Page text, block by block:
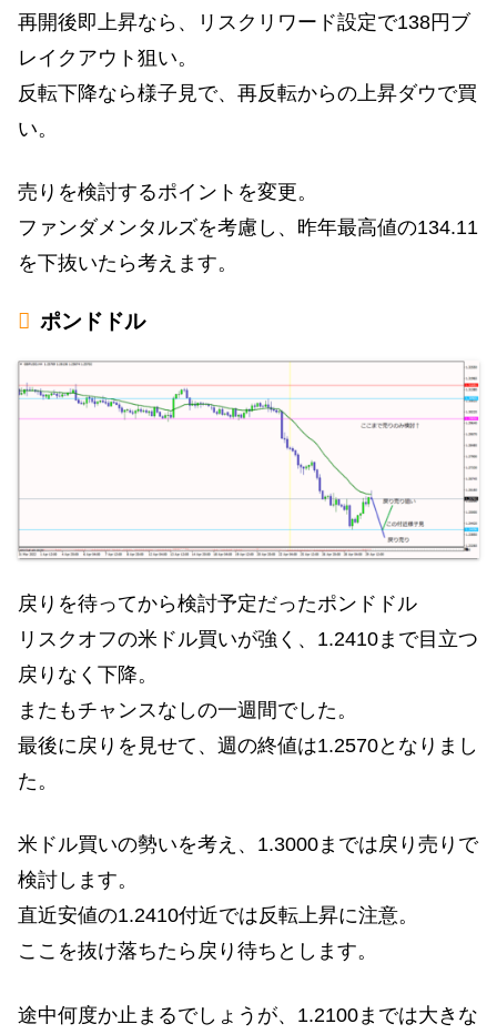
再開後即上昇なら、リスクリワード設定で138円ブ
レイクアウト狙い。
反転下降なら様子見で、再反転からの上昇ダウで買
い。
売りを検討するポイントを変更。
ファンダメンタルズを考慮し、昨年最高値の134.11
を下抜いたら考えます。
ポンドドル
戻りを待ってから検討予定だったポンドドル
リスクオフの米ドル買いが強く、1.2410まで目立つ
戻りなく下降。
またもチャンスなしの一週間でした。
最後に戻りを見せて、週の終値は1.2570となりまし
た。
米ドル買いの勢いを考え、1.3000までは戻り売りで
検討します。
直近安値の1.2410付近では反転上昇に注意。
ここを抜け落ちたら戻り待ちとします。
途中何度か止まるでしょうが、1.2100までは大きな